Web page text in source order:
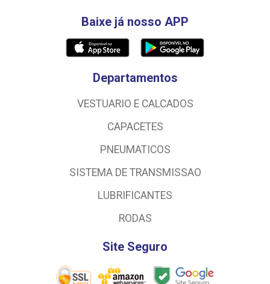
Baixe já nosso APP
Departamentos
VESTUARIO E CALCADOS
CAPACETES
PNEUMATICOS
SISTEMA DE TRANSMISSAO
LUBRIFICANTES
RODAS
Site Seguro